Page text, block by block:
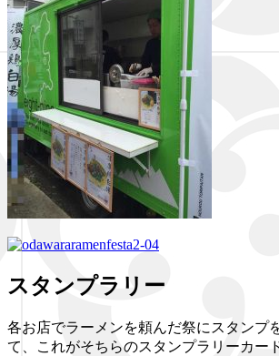
スタンプラリー
各お店でラーメンを頼んだ祭にスタンプ
て、これがそちらのスタンプラリーカー